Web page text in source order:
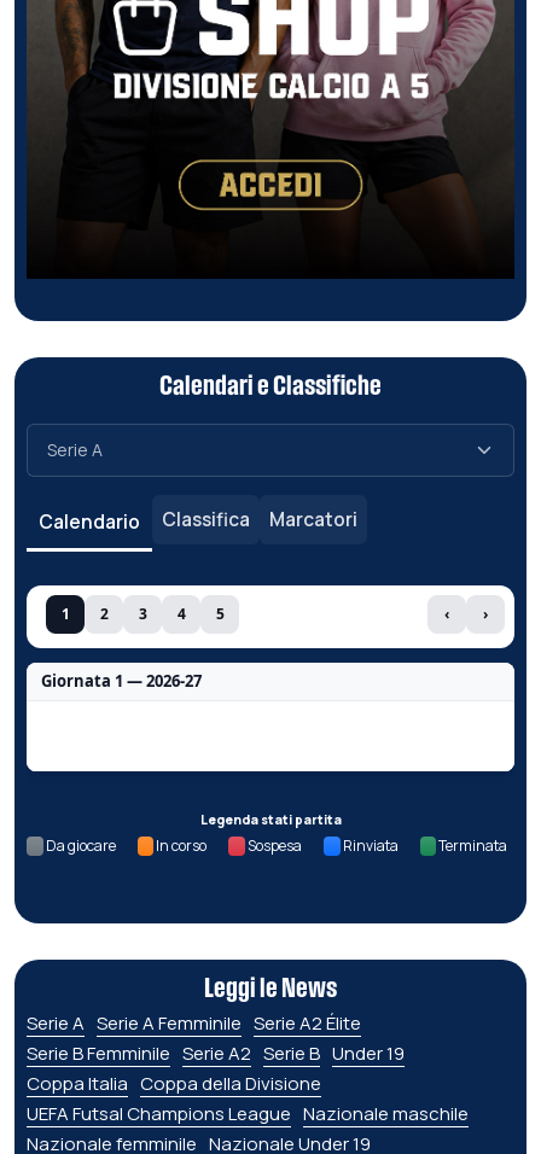
Calendari e Classifiche
Calendario Classifica Marcatori
1 2 3 4 5 ‹ ›
Giornata 1 — 2026-27
Legenda stati partita
Da giocare In corso Sospesa Rinviata Terminata
Leggi le News
Serie A Serie A Femminile Serie A2 Élite
Serie B Femminile Serie A2 Serie B Under 19
Coppa Italia Coppa della Divisione
UEFA Futsal Champions League Nazionale maschile
Nazionale femminile Nazionale Under 19